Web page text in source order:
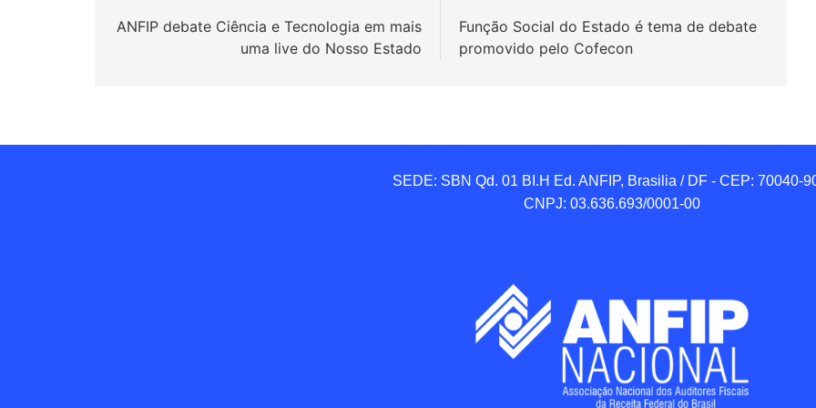
de
ANFIP debate Ciência e Tecnologia em mais
uma live do Nosso Estado
Função Social do Estado é tema de debate
promovido pelo Cofecon
SEDE: SBN Qd. 01 BI.H Ed. ANFIP, Brasilia / DF - CEP: 70040-
CNPJ: 03.636.693/0001-00